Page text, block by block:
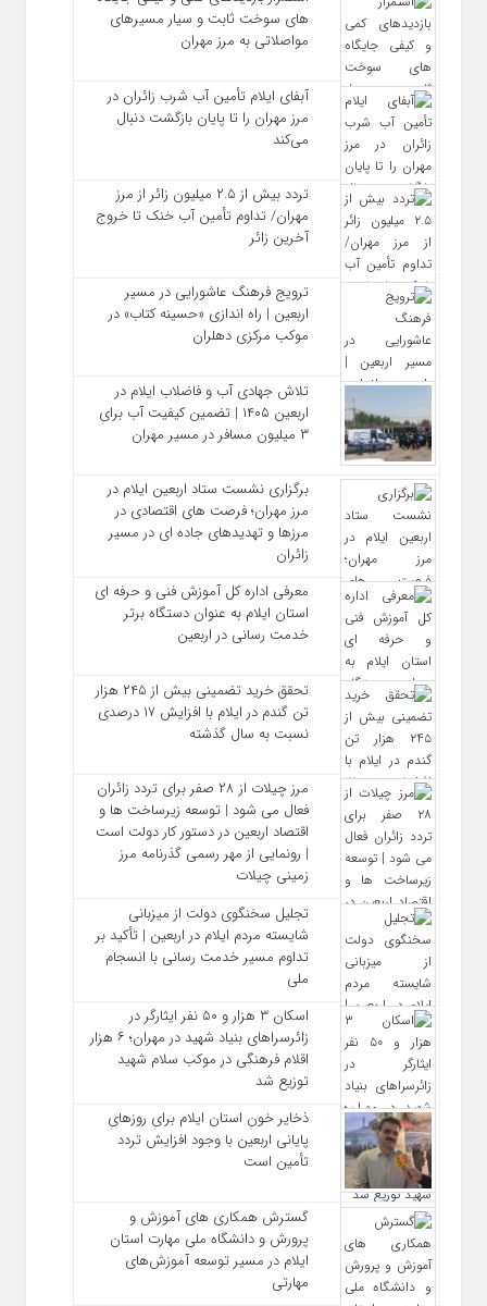
های سوخت ثابت و سیار مسیرهای
مواصلاتی به مرز مهران
آبفای ایلام تأمین آب شرب زائران در
مرز مهران را تا پایان بازگشت دنبال
می‌کند
تردد بیش از ۲.۵ میلیون زائر از مرز
مهران/ تداوم تأمین آب خنک تا خروج
آخرین زائر
ترویج فرهنگ عاشورایی در مسیر
اربعین | راه‌ اندازی «حسینه کتاب» در
موکب مرکزی دهلران
تلاش جهادی آب و فاضلاب ایلام در
اربعین ۱۴۰۵ | تضمین کیفیت آب برای
۳ میلیون مسافر در مسیر مهران
برگزاری نشست ستاد اربعین ایلام در
مرز مهران؛ فرصت‌ های اقتصادی در
مرزها و تهدیدهای جاده‌ ای در مسیر
زائران
معرفی اداره کل آموزش فنی و حرفه‌ ای
استان ایلام به‌ عنوان دستگاه برتر
خدمت‌ رسانی در اربعین
تحقق خرید تضمینی بیش از ۲۴۵ هزار
تن گندم در ایلام با افزایش ۱۷ درصدی
نسبت به سال گذشته
مرز چیلات از ۲۸ صفر برای تردد زائران
فعال می‌ شود | توسعه زیرساخت‌ ها و
اقتصاد اربعین در دستور کار دولت است
| رونمایی از مهر رسمی گذرنامه مرز
زمینی چیلات
تجلیل سخنگوی دولت از میزبانی
شایسته مردم ایلام در اربعین | تأکید بر
تداوم مسیر خدمت‌ رسانی با انسجام
ملی
اسکان ۳ هزار و ۵۰ نفر ایثارگر در
زائرسراهای بنیاد شهید در مهران؛ ۶ هزار
اقلام فرهنگی در موکب سلام شهید
توزیع شد
ذخایر خون استان ایلام برای روزهای
پایانی اربعین با وجود افزایش تردد
تأمین است
گسترش همکاری‌ های آموزش و
پرورش و دانشگاه ملی مهارت استان
ایلام در مسیر توسعه آموزش‌های
مهارتی